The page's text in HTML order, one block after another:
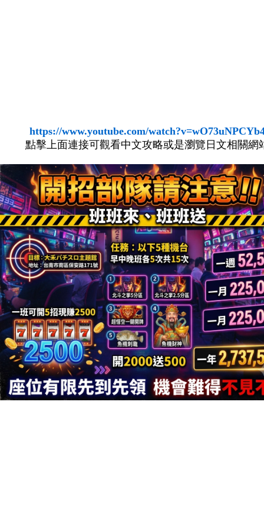
https://www.youtube.com/
點擊上面連接可觀看中文攻略或是瀏覽日文相關網